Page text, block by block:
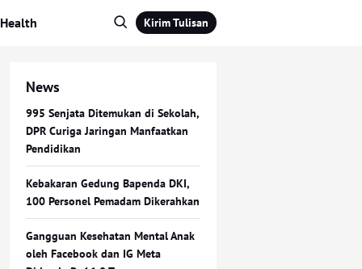
Health Kirim Tulisan
News
995 Senjata Ditemukan di Sekolah,
DPR Curiga Jaringan Manfaatkan
Pendidikan
Kebakaran Gedung Bapenda DKI,
100 Personel Pemadam Dikerahkan
Gangguan Kesehatan Mental Anak
oleh Facebook dan IG Meta